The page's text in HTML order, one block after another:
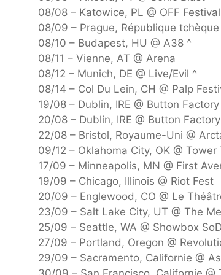
08/08 – Katowice, PL @ OFF Festival
08/09 – Prague, République tchèque
08/10 – Budapest, HU @ A38 ^
08/11 – Vienne, AT @ Arena
08/12 – Munich, DE @ Live/Evil ^
08/14 – Col Du Lein, CH @ Palp
19/08 – Dublin, IRE @ Button Factory
20/08 – Dublin, IRE @ Button
22/08 – Bristol, Royaume-Uni @
09/12 – Oklahoma City, OK @
17/09 – Minneapolis, MN @ First
19/09 – Chicago, Illinois @ Riot Fest
20/09 – Englewood, CO @ Le
23/09 – Salt Lake City, UT @ The
25/09 – Seattle, WA @ Showbox
27/09 – Portland, Oregon @
29/09 – Sacramento, Californie @